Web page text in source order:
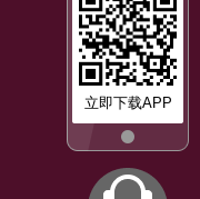
立即下载APP